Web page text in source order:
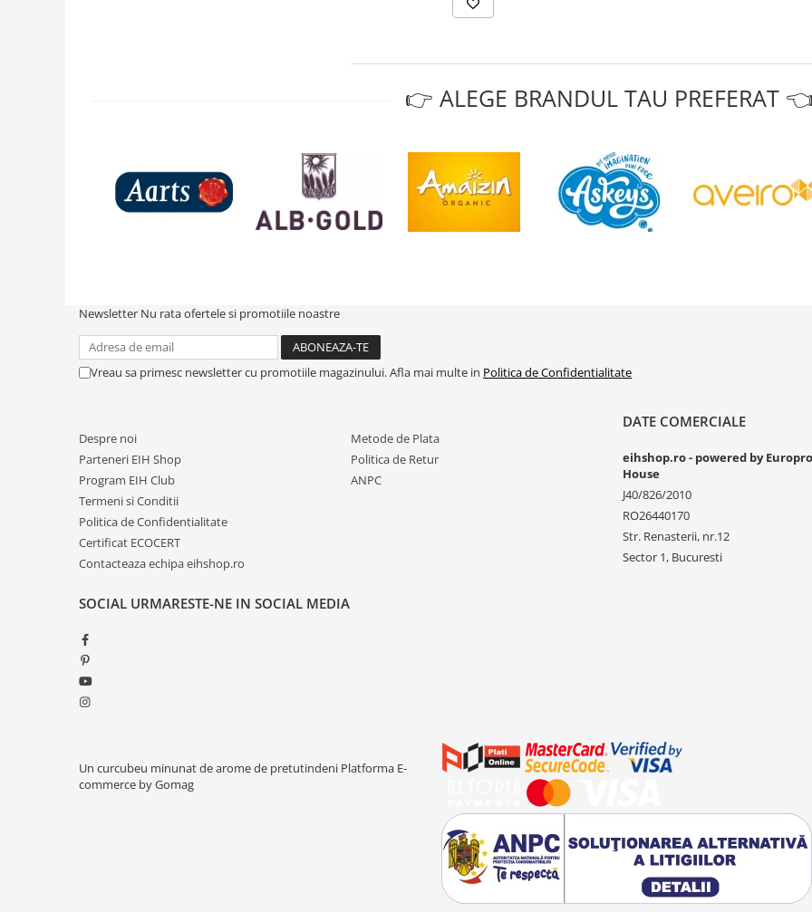
👉 ALEGE BRANDUL TAU PREFERAT
Newsletter Nu rata ofertele si promotiile noastre
Vreau sa primesc newsletter cu promotiile magazinului. Afla mai multe in Politica de Confidentialitate
Despre noi
Parteneri EIH Shop
Program EIH Club
Termeni si Conditii
Politica de Confidentialitate
Certificat ECOCERT
Contacteaza echipa eihshop.ro
Metode de Plata
Politica de Retur
ANPC
DATE COMERCIALE
eihshop.ro - powered by
House
J40/826/2010
RO26440170
Str. Renasterii, nr.12
Sector 1, Bucuresti
SOCIAL URMARESTE-NE IN SOCIAL MEDIA
Un curcubeu minunat de arome de pretutindeni Platforma E-
commerce by Gomag